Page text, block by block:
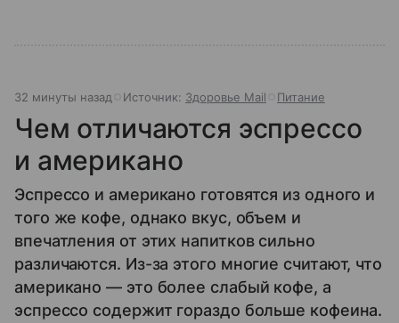
32 минуты назад Источник: Здоровье Mail Питание
Чем отличаются эспрессо
и американо
Эспрессо и американо готовятся из одного и
того же кофе, однако вкус, объем и
впечатления от этих напитков сильно
различаются. Из-за этого многие считают, что
американо — это более слабый кофе, а
эспрессо содержит гораздо больше кофеина.